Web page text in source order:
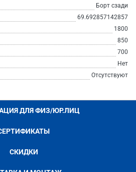
Борт сзади
69.692857142857
1800
850
700
Нет
Отсутствуют
ДЛЯ ФИЗ/ЮР.ЛИЦ
СКИДКИ